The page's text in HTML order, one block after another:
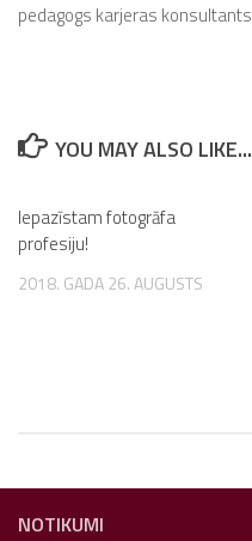
pedagogs karjeras konsultants
YOU MAY ALSO LIKE...
Iepazīstam fotogrāfa
profesiju!
2018. GADA 26. AUGUSTS
NOTIKUMI